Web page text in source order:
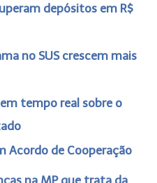
depósitos em R$
no SUS crescem mais
tempo real sobre o
Acordo de Cooperação
na MP que trata da